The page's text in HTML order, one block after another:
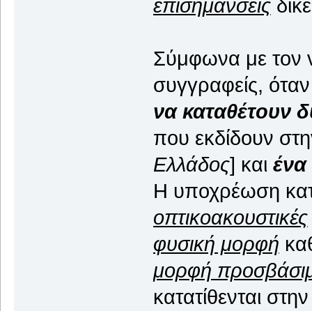
επισημάνσεις
Σύμφωνα με τον
συγγραφείς,
να καταθέτουν
που εκδίδουν
Ελλάδος] και ένα
Η υποχρέωση
οπτικοακουστικές
φυσική μορφή
μορφή
κατατίθενται